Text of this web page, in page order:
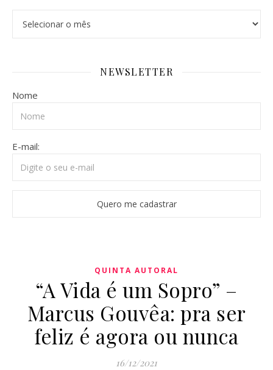
NEWSLETTER
Nome
E-mail:
QUINTA AUTORAL
“A Vida é um Sopro” –
Marcus Gouvêa: pra ser
feliz é agora ou nunca
16/12/2021